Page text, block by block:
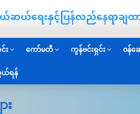
း ကော်မတီ ကွန်ဗင်းရှင်း ဝန်ဆ
ရန်
း